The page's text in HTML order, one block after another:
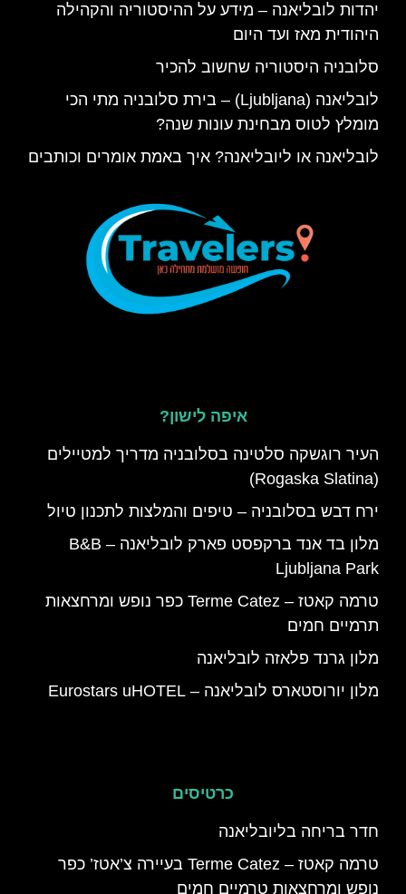
יהדות לובליאנה – מידע על ההיסטוריה והקהילה
היהודית מאז ועד היום
סלובניה היסטוריה שחשוב להכיר
לובליאנה (Ljubljana) – בירת סלובניה מתי הכי
מומלץ לטוס מבחינת עונות שנה?
לובליאנה או ליובליאנה? איך באמת אומרים וכותבים
איפה לישון?
העיר רוגשקה סלטינה בסלובניה מדריך למטיילים
(Rogaska Slatina)
ירח דבש בסלובניה – טיפים והמלצות לתכנון טיול
מלון בד אנד ברקפסט פארק לובליאנה – B&B
Ljubljana Park
טרמה קאטז – Terme Catez כפר נופש ומרחצאות
תרמיים חמים
מלון גרנד פלאזה לובליאנה
מלון יורוסטארס לובליאנה – Eurostars uHOTEL
כרטיסים
חדר בריחה בליובליאנה
טרמה קאטז – Terme Catez בעיירה צ’אטז’ כפר
נופש ומרחצאות טרמיים חמים